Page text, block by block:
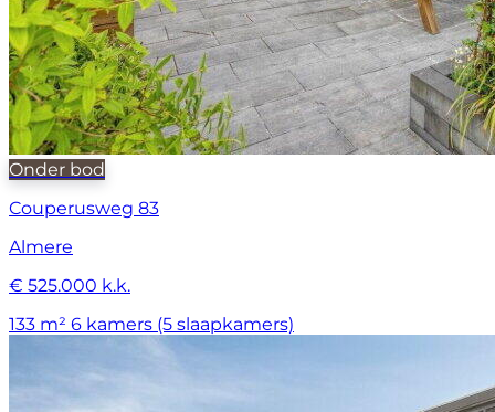
Onder bod
Couperusweg 83
Almere
€ 525.000 k.k.
133 m² 6 kamers (5 slaapkamers)